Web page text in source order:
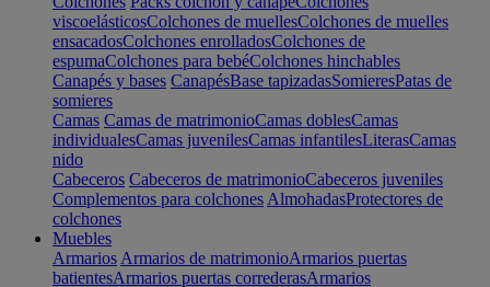
viscoelásticosColchones de muellesColchones de muelles
ensacadosColchones enrolladosColchones de
espumaColchones para bebéColchones hinchables
Canapés y bases CanapésBase tapizadasSomieresPatas de
somieres
Camas Camas de matrimonioCamas doblesCamas
individualesCamas juvenilesCamas infantilesLiterasCamas
nido
Cabeceros Cabeceros de matrimonioCabeceros juveniles
Complementos para colchones AlmohadasProtectores de
colchones
Muebles
Armarios Armarios de matrimonioArmarios puertas
batientesArmarios puertas correderasArmarios